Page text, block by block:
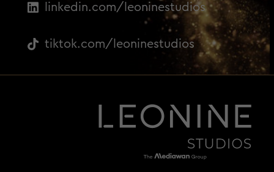
linkedin.com/leoninestudios
tiktok.com/leoninestudios